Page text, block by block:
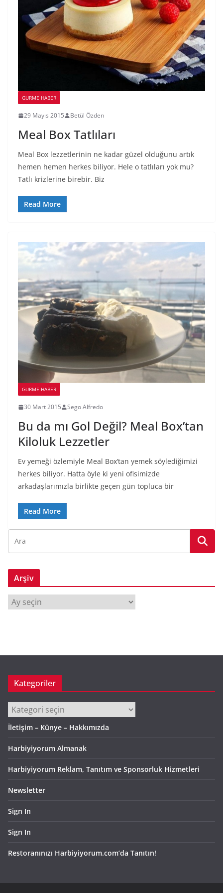
GURME HABER
29 Mayıs 2015 Betül Özden
Meal Box Tatlıları
Meal Box lezzetlerinin ne kadar güzel olduğunu artık
hemen hemen herkes biliyor. Hele o tatlıları yok mu?
Tatlı krizlerine birebir. Biz
Read More
GURME HABER
30 Mart 2015 Sego Alfredo
Bu da mı Gol Değil? Meal Box’tan
Kiloluk Lezzetler
Ev yemeği özlemiyle Meal Box‘tan yemek söylediğimizi
herkes biliyor. Hatta öyle ki yeni ofisimizde
arkadaşlarımızla birlikte geçen gün topluca bir
Read More
Arşiv
Kategoriler
Kategoriler
İletişim – Künye – Hakkımızda
Harbiyiyorum Almanak
Harbiyiyorum Reklam, Tanıtım ve Sponsorluk Hizmetleri
Newsletter
Sign In
Sign In
Restoranınızı Harbiyiyorum.com’da Tanıtın!